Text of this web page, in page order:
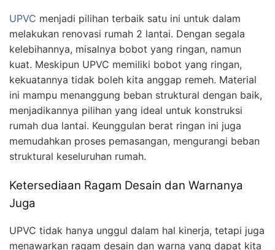
UPVC menjadi pilihan terbaik satu ini untuk dalam
melakukan renovasi rumah 2 lantai. Dengan segala
kelebihannya, misalnya bobot yang ringan, namun
kuat. Meskipun UPVC memiliki bobot yang ringan,
kekuatannya tidak boleh kita anggap remeh. Material
ini mampu menanggung beban struktural dengan baik,
menjadikannya pilihan yang ideal untuk konstruksi
rumah dua lantai. Keunggulan berat ringan ini juga
memudahkan proses pemasangan, mengurangi beban
struktural keseluruhan rumah.
Ketersediaan Ragam Desain dan Warnanya
Juga
UPVC tidak hanya unggul dalam hal kinerja, tetapi juga
menawarkan ragam desain dan warna yang dapat kita